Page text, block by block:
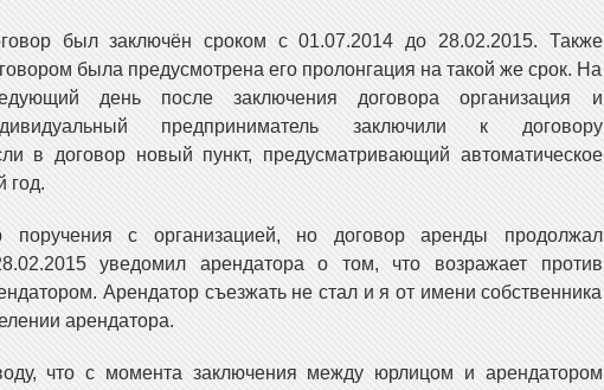
был заключён сроком с 01.07.2014 до 28.02.2015. Также
была предусмотрена его пролонгация на такой же срок. На
день после заключения договора организация и
предприниматель заключили к договору
в договор новый пункт, предусматривающий автоматическое
год.
поручения с организацией, но договор аренды продолжал
уведомил арендатора о том, что возражает против
Арендатор съезжать не стал и я от имени собственника
арендатора.
что с момента заключения между юрлицом и арендатором